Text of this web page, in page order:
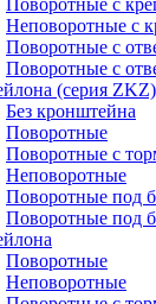
Неповоротные с
Поворотные с
Поворотные с
(серия ZKZ)
Без кронштейна
Поворотные
Поворотные с
Неповоротные
Поворотные под
Поворотные под
Поворотные
Неповоротные